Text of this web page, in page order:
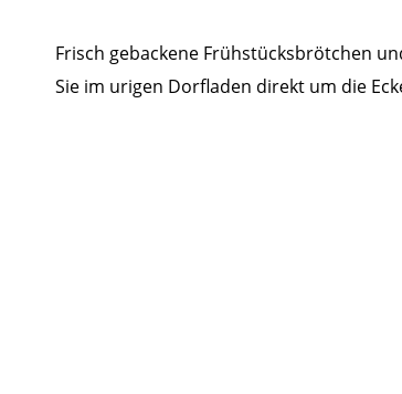
Frisch gebackene Frühstücksbrötchen
Sie im urigen Dorfladen direkt um die